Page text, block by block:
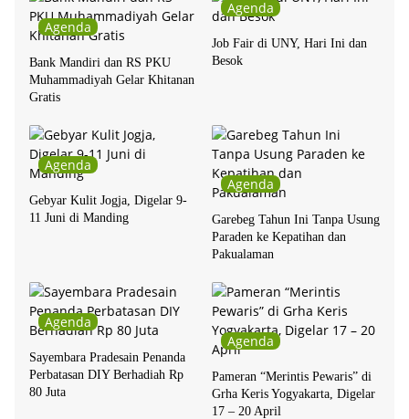
Agenda
Bank Mandiri dan RS PKU
Muhammadiyah Gelar Khitanan
Gratis
Agenda
Job Fair di UNY, Hari Ini dan
Besok
Agenda
Gebyar Kulit Jogja, Digelar 9-
11 Juni di Manding
Agenda
Garebeg Tahun Ini Tanpa Usung
Paraden ke Kepatihan dan
Pakualaman
Agenda
Sayembara Pradesain Penanda
Perbatasan DIY Berhadiah Rp
80 Juta
Agenda
Pameran “Merintis Pewaris” di
Grha Keris Yogyakarta, Digelar
17 – 20 April